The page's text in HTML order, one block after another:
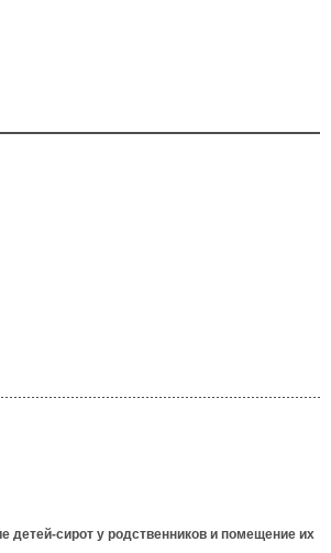
детей-сирот у родственников и помещение их